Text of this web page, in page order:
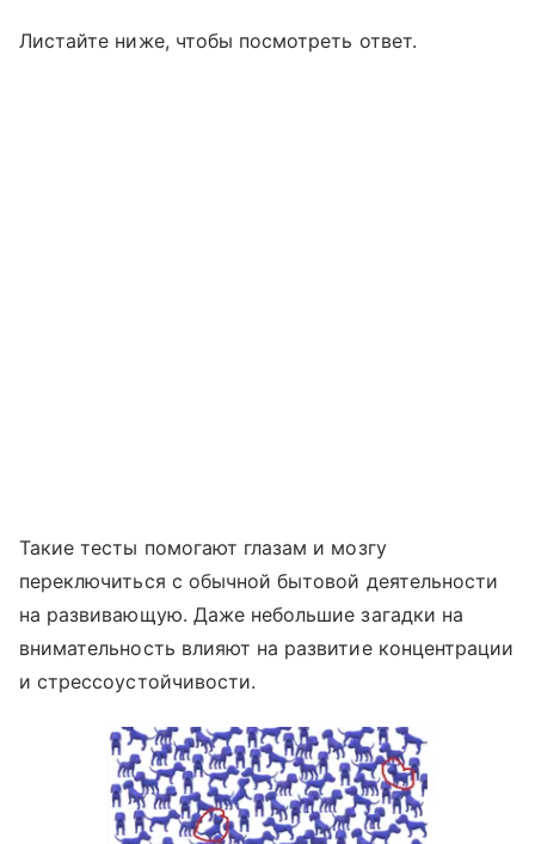
Листайте ниже, чтобы посмотреть ответ.
Такие тесты помогают глазам и мозгу
переключиться с обычной бытовой деятельности
на развивающую. Даже небольшие загадки на
внимательность влияют на развитие концентрации
и стрессоустойчивости.